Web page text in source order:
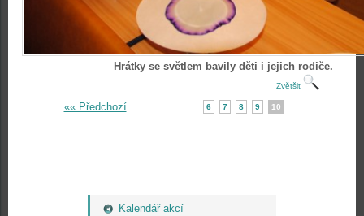
Kalendář akcí
Hrátky se světlem bavily děti i jejich rodiče.
Zvětšit
«« Předchozí 6 7 8 9 10